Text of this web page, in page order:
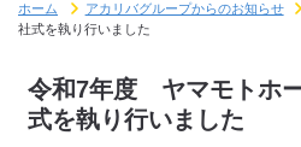
ホーム アカリバグループからのお知らせ
社式を執り行いました
令和7年度 ヤマモトホ
式を執り行いました